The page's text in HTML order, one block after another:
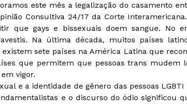
este mês a legalização do casamento
Consultiva 24/17 da Corte
que gays e bissexuais doem sangue. No
Na última década, muitos países
sete países na América Latina que
que permitem que pessoas trans mudem
vigor.
e a identidade de gênero das pessoas
e o discurso do ódio significou